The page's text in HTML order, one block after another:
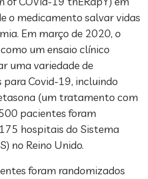
o medicamento salvar vidas
Em março de 2020, o
um ensaio clínico
uma variedade de
Covid-19, incluindo
(um tratamento com
pacientes foram
hospitais do Sistema
no Reino Unido.
foram randomizados